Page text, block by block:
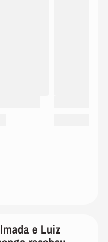
e Luiz